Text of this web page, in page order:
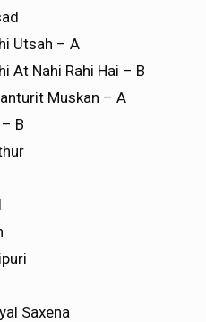
Utsah – A
At Nahi Rahi Hai – B
Muskan – A
B
Saxena